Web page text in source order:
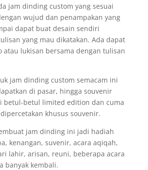
jam dinding custom yang sesuai
wujud dan penampakan yang
dapat buat desain sendiri
yang mau dikatakan. Ada dapat
atau lukisan bersama dengan tulisan
jam dinding custom semacam ini
di pasar, hingga souvenir
betul-betul limited edition dan cuma
khusus souvenir.
jam dinding ini jadi hadiah
kenangan, suvenir, acara aqiqah,
lahir, arisan, reuni, beberapa acara
banyak kembali.